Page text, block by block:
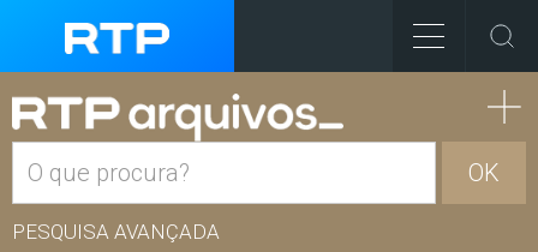
OK
PESQUISA AVANÇADA